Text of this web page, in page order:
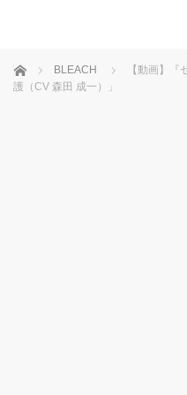
ホーム BLEACH
【動画】
護（CV 森田 成一）」